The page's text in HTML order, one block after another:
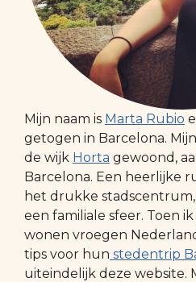
Mijn naam is Marta Rubio
getogen in Barcelona.
de wijk Horta gewoond,
Barcelona. Een heerlijke
het drukke
een familiale sfeer. Toen
wonen vroegen
tips voor hun stedentrip
uiteindelijk deze website.